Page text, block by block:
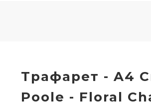
Трафарет - A4
Poole - Floral